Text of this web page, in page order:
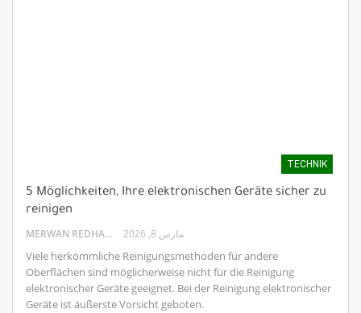
TECHNIK
5 Möglichkeiten, Ihre elektronischen Geräte sicher zu
reinigen
MERWAN REDHA
مارس 8, 2026
Viele herkömmliche Reinigungsmethoden für andere
Oberflächen sind möglicherweise nicht für die Reinigung
elektronischer Geräte geeignet. Bei der Reinigung elektronischer
Geräte ist äußerste Vorsicht geboten.